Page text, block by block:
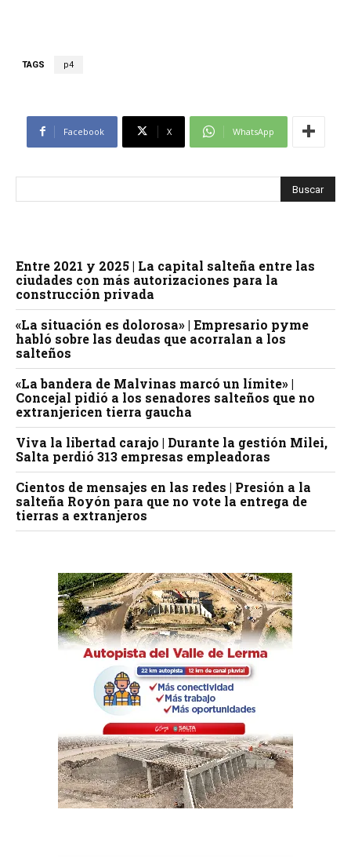
TAGS p4
Facebook X WhatsApp
Entre 2021 y 2025 | La capital salteña entre las
ciudades con más autorizaciones para la
construcción privada
«La situación es dolorosa» | Empresario pyme
habló sobre las deudas que acorralan a los
salteños
«La bandera de Malvinas marcó un límite» |
Concejal pidió a los senadores salteños que no
extranjericen tierra gaucha
Viva la libertad carajo | Durante la gestión Milei,
Salta perdió 313 empresas empleadoras
Cientos de mensajes en las redes | Presión a la
salteña Royón para que no vote la entrega de
tierras a extranjeros